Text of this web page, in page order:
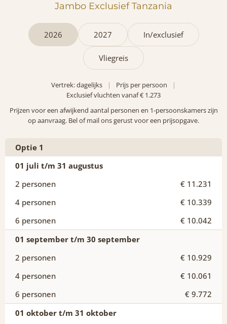
Jambo Exclusief Tanzania
2026 2027 In/exclusief
Vliegreis
Vertrek: dagelijks
Prijs per persoon
Exclusief vluchten vanaf € 1.273
Prijzen voor een afwijkend aantal personen en 1-persoonskamers zijn
op aanvraag. Bel of mail ons gerust voor een prijsopgave.
Optie 1
01 juli t/m 31 augustus
€ 11.231
€ 10.339
€ 10.042
01 september t/m 30 september
€ 10.929
€ 10.061
€ 9.772
01 oktober t/m 31 oktober